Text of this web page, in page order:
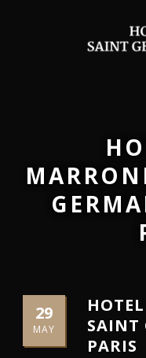
29
MAY
SAINT
PARIS